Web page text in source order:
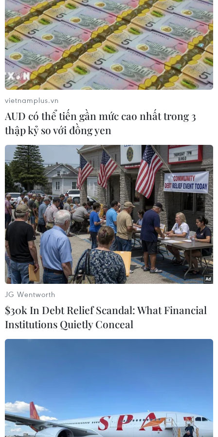
thành tổng thống nước này.
Tổng thống Putin nhấn mạnh yêu cầu
nâng cao thu nhập của người dân Nga
15/01/2020 10:57
Ông Putin nói: "Hiện nay, dựa trên nền tảng kinh tế vĩ
mô ổn định, cần phải tạo ra các điều kiện dành cho một
sự nâng cao đáng kể trong thu nhập của các công
dân."
vietnamplus.vn
AUD có thể tiến gần mức cao nhất trong 3
thập kỷ so với đồng yen
JG Wentworth
$30k In Debt Relief Scandal: What Financial
Institutions Quietly Conceal